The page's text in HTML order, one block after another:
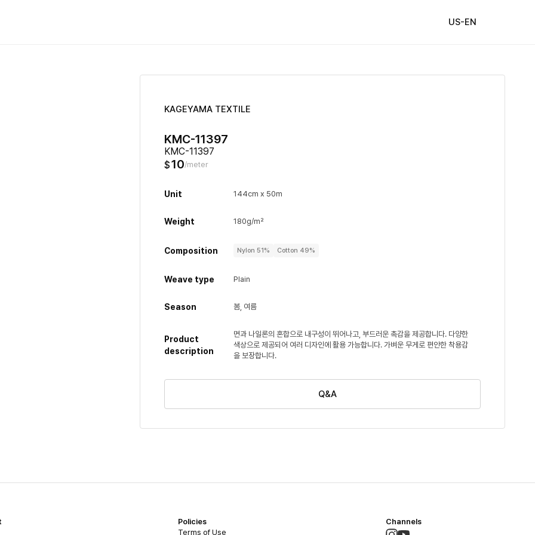
US-EN
KAGEYAMA TEXTILE
KMC-11397
KMC-11397
$10/meter
Unit 144cm x 50m
Weight 180g/m²
Composition Nylon 51% Cotton 49%
Weave type Plain
Season 봄, 여름
Product
description
면과 나일론의 혼합으로 내구성이 뛰어나고, 부드러운 촉감을 제공합니다. 다양한
색상으로 제공되어 여러 디자인에 활용 가능합니다. 가벼운 무게로 편안한 착용감
을 보장합니다.
Q&A
Policies
Terms of Use
Channels